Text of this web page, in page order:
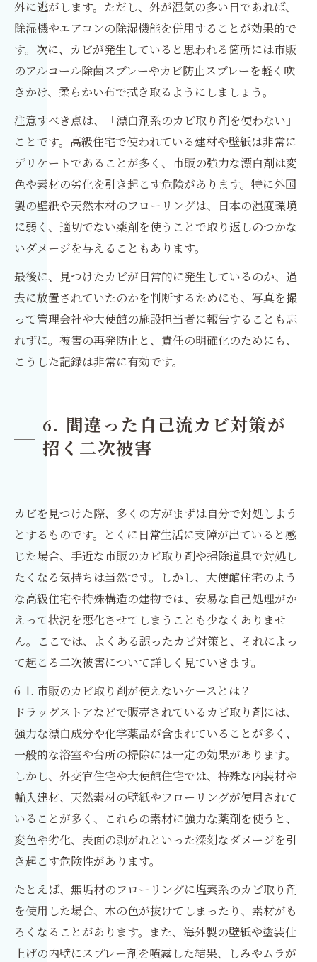
外に逃がします。ただし、外が湿気の多い日であれば、
除湿機やエアコンの除湿機能を併用することが効果的で
す。次に、カビが発生していると思われる箇所には市販
のアルコール除菌スプレーやカビ防止スプレーを軽く吹
きかけ、柔らかい布で拭き取るようにしましょう。
注意すべき点は、「漂白剤系のカビ取り剤を使わない」
ことです。高級住宅で使われている建材や壁紙は非常に
デリケートであることが多く、市販の強力な漂白剤は変
色や素材の劣化を引き起こす危険があります。特に外国
製の壁紙や天然木材のフローリングは、日本の湿度環境
に弱く、適切でない薬剤を使うことで取り返しのつかな
いダメージを与えることもあります。
最後に、見つけたカビが日常的に発生しているのか、過
去に放置されていたのかを判断するためにも、写真を撮
って管理会社や大使館の施設担当者に報告することも忘
れずに。被害の再発防止と、責任の明確化のためにも、
こうした記録は非常に有効です。
6. 間違った自己流カビ対策が
招く二次被害
カビを見つけた際、多くの方がまずは自分で対処しよう
とするものです。とくに日常生活に支障が出ていると感
じた場合、手近な市販のカビ取り剤や掃除道具で対処し
たくなる気持ちは当然です。しかし、大使館住宅のよう
な高級住宅や特殊構造の建物では、安易な自己処理がか
えって状況を悪化させてしまうことも少なくありませ
ん。ここでは、よくある誤ったカビ対策と、それによっ
て起こる二次被害について詳しく見ていきます。
6-1. 市販のカビ取り剤が使えないケースとは？
ドラッグストアなどで販売されているカビ取り剤には、
強力な漂白成分や化学薬品が含まれていることが多く、
一般的な浴室や台所の掃除には一定の効果があります。
しかし、外交官住宅や大使館住宅では、特殊な内装材や
輸入建材、天然素材の壁紙やフローリングが使用されて
いることが多く、これらの素材に強力な薬剤を使うと、
変色や劣化、表面の剥がれといった深刻なダメージを引
き起こす危険性があります。
たとえば、無垢材のフローリングに塩素系のカビ取り剤
を使用した場合、木の色が抜けてしまったり、素材がも
ろくなることがあります。また、海外製の壁紙や塗装仕
上げの内壁にスプレー剤を噴霧した結果、しみやムラが